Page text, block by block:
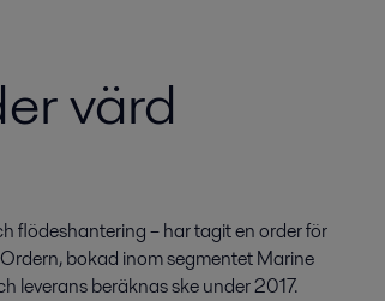
värd
flödeshantering – har tagit en order för
bokad inom segmentet Marine
leverans beräknas ske under 2017.